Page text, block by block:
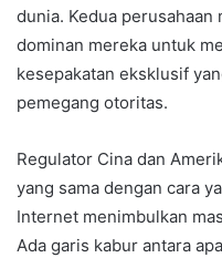
dunia. Kedua perusahaan
dominan mereka untuk
kesepakatan eksklusif
pemegang otoritas.
Regulator Cina dan
yang sama dengan cara
Internet menimbulkan
Ada garis kabur antara